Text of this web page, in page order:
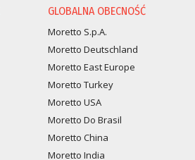
GLOBALNA OBECNOŚĆ
Moretto S.p.A.
Moretto Deutschland
Moretto East Europe
Moretto Turkey
Moretto USA
Moretto Do Brasil
Moretto China
Moretto India